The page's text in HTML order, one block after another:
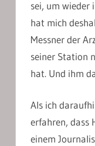
sei, um wieder
hat mich
Messner der
seiner Station
hat. Und ihm
Als ich
erfahren, dass
einem